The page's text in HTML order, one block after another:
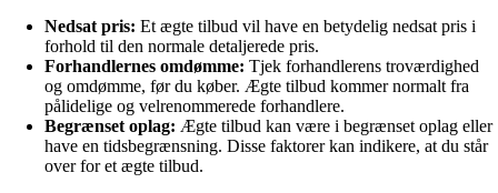
Nedsat pris: Et ægte tilbud vil have en betydelig nedsat pris i
forhold til den normale detaljerede pris.
Forhandlernes omdømme: Tjek forhandlerens troværdighed
og omdømme, før du køber. Ægte tilbud kommer normalt fra
pålidelige og velrenommerede forhandlere.
Begrænset oplag: Ægte tilbud kan være i begrænset oplag eller
have en tidsbegrænsning. Disse faktorer kan indikere, at du står
over for et ægte tilbud.